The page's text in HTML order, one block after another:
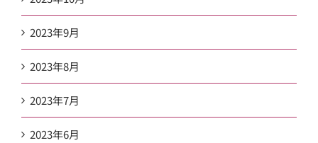
2023年9月
2023年8月
2023年7月
2023年6月